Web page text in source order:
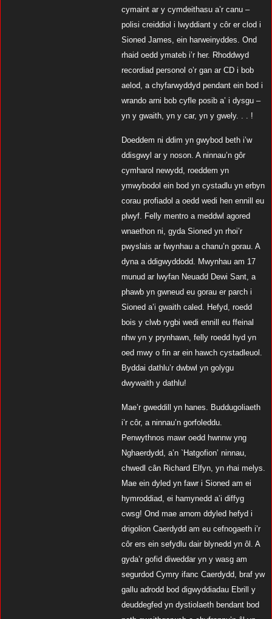
cymaint ar y cymdeithasu a’r canu –
polisi creiddiol i lwyddiant y côr er clod i
Sioned James, ein harweinyddes. Ond
rhaid oedd ymateb i’r her. Rhoddwyd
recordiad personol o’r gan ar CD i bob
aelod, a chyfarwyddyd pendant ein bod i
wrando arni bob cyfle posib a’ i dysgu –
yn y gwaith, yn y car, yn y gwely. . . !
Doeddem ni ddim yn gwybod beth i’w
ddisgwyl ar y noson. A ninnau’n gôr
cymharol newydd, roeddem yn
ymwybodol ein bod yn cystadlu yn erbyn
corau profiadol a oedd wedi hen ennill eu
plwyf. Felly mentro a meddwl agored
wnaethon ni, gyda Sioned yn rhoi’r
pwyslais ar fwynhau a chanu’n gorau. A
dyna a ddigwyddodd. Mwynhau am 17
munud ar lwyfan Neuadd Dewi Sant, a
phawb yn gwneud eu gorau er parch i
Sioned a’i gwaith caled. Hefyd, roedd
bois y clwb rygbi wedi ennill eu ffeinal
nhw yn y prynhawn, felly roedd hyd yn
oed mwy o fin ar ein hawch cystadleuol.
Byddai dathlu’r dwbwl yn golygu
dwywaith y dathlu!
Mae’r gweddill yn hanes. Buddugoliaeth
i’r côr, a ninnau’n gorfoleddu.
Penwythnos mawr oedd hwnnw yng
Nghaerdydd, a’n `Hatgofion’ ninnau,
chwedl cân Richard Elfyn, yn rhai melys.
Mae ein dyled yn fawr i Sioned am ei
hymroddiad, ei hamynedd a’i diffyg
cwsg! Ond mae arnom ddyled hefyd i
drigolion Caerdydd am eu cefnogaeth i’r
côr ers ein sefydlu dair blynedd yn ôl. A
gyda’r gofid diweddar yn y wasg am
segurdod Cymry ifanc Caerdydd, braf yw
gallu adrodd bod digwyddiadau Ebrill y
deuddegfed yn dystiolaeth bendant bod